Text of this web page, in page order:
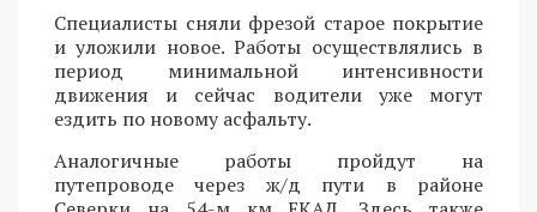
Специалисты сняли фрезой старое покрытие
и уложили новое. Работы осуществлялись в
период минимальной интенсивности
движения и сейчас водители уже могут
ездить по новому асфальту.
Аналогичные работы пройдут на
путепроводе через ж/д пути в районе